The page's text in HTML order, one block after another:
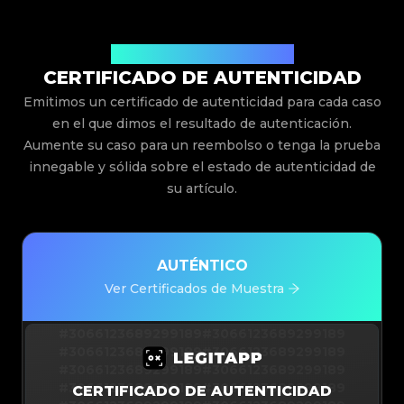
CERTIFICADO DE AUTENTICIDAD
Emitimos un certificado de autenticidad para cada caso
en el que dimos el resultado de autenticación.
Aumente su caso para un reembolso o tenga la prueba
innegable y sólida sobre el estado de autenticidad de
su artículo.
AUTÉNTICO
Ver Certificados de Muestra
#3066123689299189#3066123689299189
#3066123689299189#3066123689299189
#3066123689299189#3066123689299189
CERTIFICADO DE AUTENTICIDAD